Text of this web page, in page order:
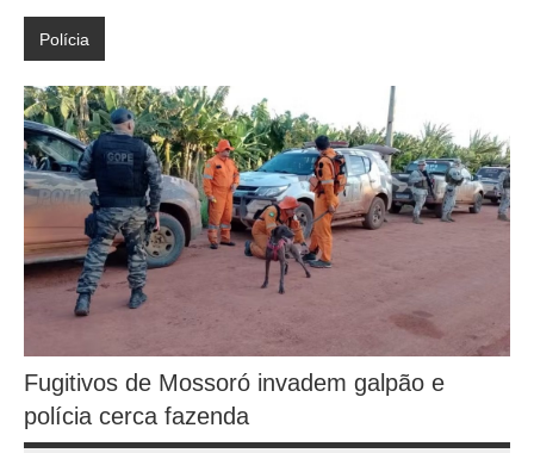
Polícia
Fugitivos de Mossoró invadem galpão e
polícia cerca fazenda